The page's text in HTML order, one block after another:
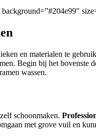
en materialen te
Begin bij het bovenste
wassen.
schoonmaken.
met grove vuil en